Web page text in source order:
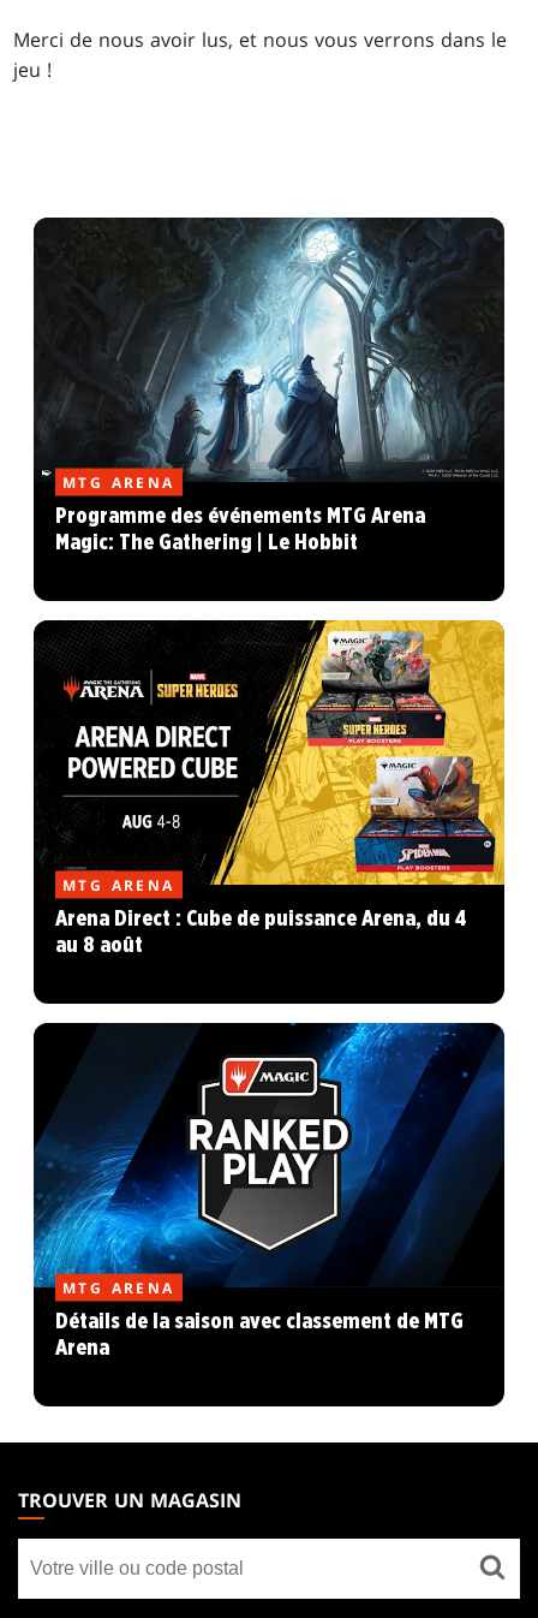
Merci de nous avoir lus, et nous vous verrons dans le
jeu !
MTG ARENA
Programme des événements MTG Arena
Magic: The Gathering | Le Hobbit
MTG ARENA
Arena Direct : Cube de puissance Arena, du 4
au 8 août
MTG ARENA
Détails de la saison avec classement de MTG
Arena
THE
GATHERING
FOOTER
TROUVER UN MAGASIN
un
magasin